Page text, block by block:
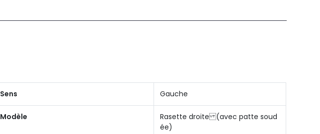
Sens Gauche
Modèle
Rasette droite (avec patte soud
ée)